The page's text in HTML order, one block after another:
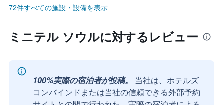
72件すべての施設・設備を表示
ミニテル ソウルに対するレビュー
100%実際の宿泊者が投稿。
当社は、ホテルズ
コンバインドまたは当社の信頼できる外部予約